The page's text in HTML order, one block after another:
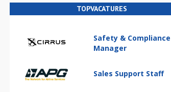
TOPVACATURES
Safety & Compliance
Manager
Sales Support Staff